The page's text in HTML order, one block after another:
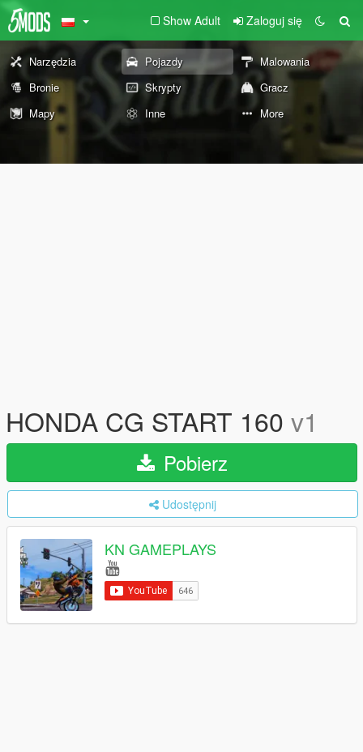
Show Adult Zaloguj się
Narzędzia Pojazdy
Malowania
Bronie
Skrypty
Gracz
Mapy
Inne More
HONDA CG START 160 v1
Pobierz
Udostępnij
KN GAMEPLAYS